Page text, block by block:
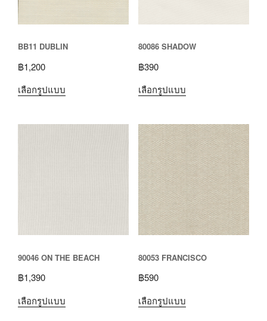
BB11 DUBLIN
฿1,200
เลือกรูปแบบ
80086 SHADOW
฿390
เลือกรูปแบบ
90046 ON THE BEACH
฿1,390
เลือกรูปแบบ
80053 FRANCISCO
฿590
เลือกรูปแบบ